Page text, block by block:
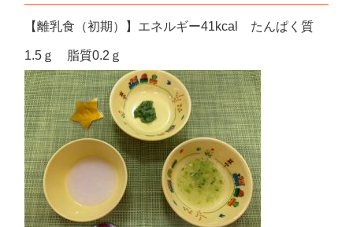
【離乳食（初期）】エネルギー41kcal たんぱく質
1.5ｇ 脂質0.2ｇ